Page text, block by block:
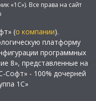
«1С»). Все права на сайт
(о компании).
платформу
программных
8», представленные на
Софт» - 100% дочерней
1С»